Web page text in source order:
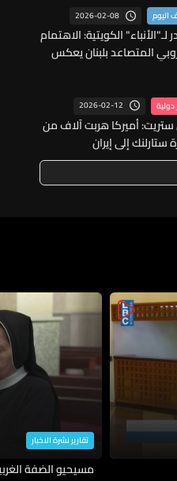
2026-02-08
الكويتية: الاهتمام
المتصاعد بلبنان يعكس
دولية 2026-02-12
أميركا هربت آلاف من
ستارلنك إلى إيران
تقارير نشرة الاخبار
مسيحيو الضفة